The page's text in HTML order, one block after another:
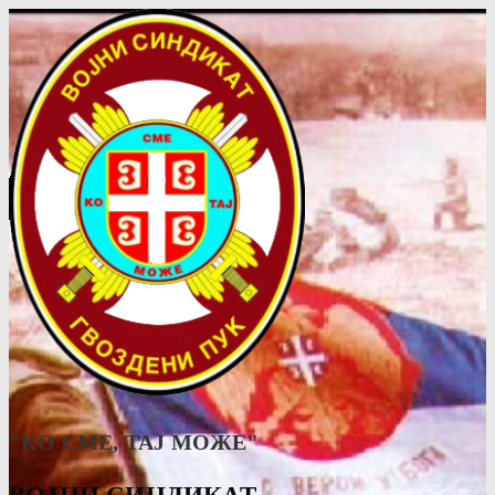
"КО СМЕ, ТАJ МОЖЕ"